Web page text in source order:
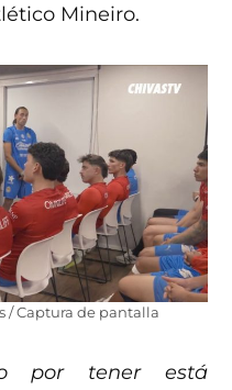
Mineiro.
/ Captura de pantalla
por tener está